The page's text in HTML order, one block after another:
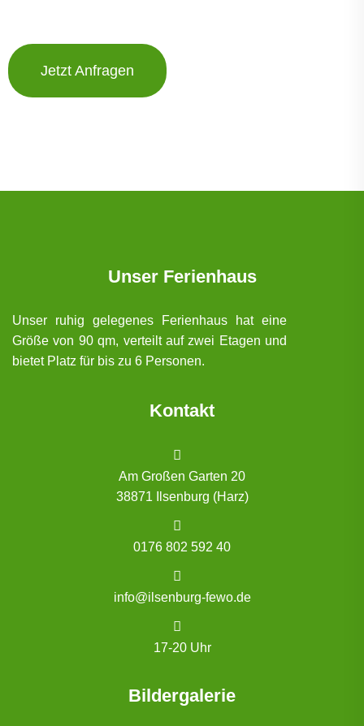
Jetzt Anfragen
Unser Ferienhaus
Unser ruhig gelegenes Ferienhaus hat eine
Größe von 90 qm, verteilt auf zwei Etagen und
bietet Platz für bis zu 6 Personen.
Kontakt
Am Großen Garten 20
38871 Ilsenburg (Harz)
0176 802 592 40
info@ilsenburg-fewo.de
17-20 Uhr
Bildergalerie